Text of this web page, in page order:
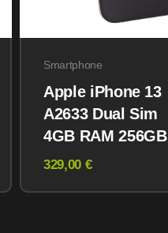
Smartphone
Apple iPhone 13
A2633 Dual Sim
4GB RAM 256GB
Midnight
329,00 €